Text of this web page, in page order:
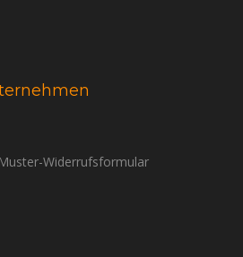
Widerrufsformular